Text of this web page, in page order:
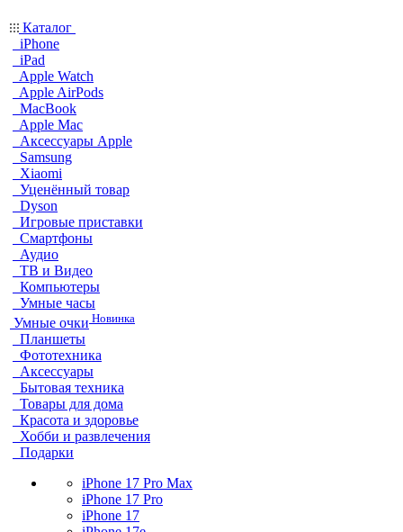
Каталог
iPhone
iPad
Apple Watch
Apple AirPods
MacBook
Apple Mac
Аксессуары Apple
Samsung
Xiaomi
Уценённый товар
Dyson
Игровые приставки
Смартфоны
Аудио
ТВ и Видео
Компьютеры
Умные часы
Умные очки Новинка
Планшеты
Фототехника
Аксессуары
Бытовая техника
Товары для дома
Красота и здоровье
Хобби и развлечения
Подарки
iPhone 17 Pro Max
iPhone 17 Pro
iPhone 17